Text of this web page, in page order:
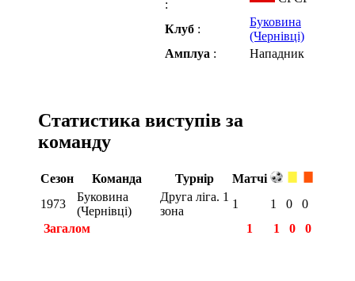
:
Клуб :
Буковина
(Чернівці)
Амплуа : Нападник
Статистика виступів за
команду
Сезон Команда Турнір
Матчі
1973
Буковина
(Чернівці)
Друга ліга. 1
зона
1 1 0
0
Загалом
1 1 0 0